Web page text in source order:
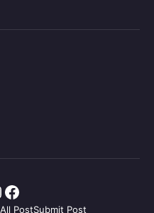
All PostSubmit Post
Facebook